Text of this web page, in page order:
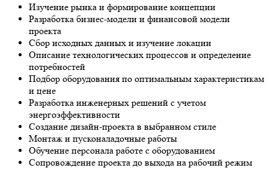
Изучение рынка и формирование концепции
Разработка бизнес-модели и финансовой модели
проекта
Сбор исходных данных и изучение локации
Описание технологических процессов и определение
потребностей
Подбор оборудования по оптимальным характеристикам
и цене
Разработка инженерных решений с учетом
энергоэффективности
Создание дизайн-проекта в выбранном стиле
Монтаж и пусконаладочные работы
Обучение персонала работе с оборудованием
Сопровождение проекта до выхода на рабочий режим